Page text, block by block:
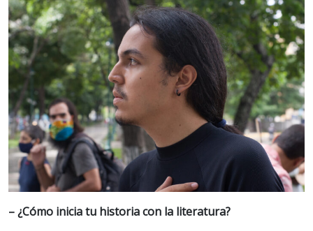
– ¿Cómo inicia tu historia con la literatura?